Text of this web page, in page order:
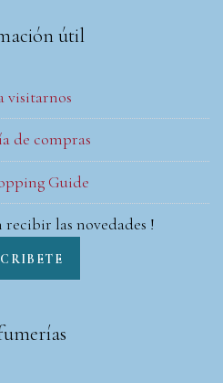
útil
visitarnos
de compras
Guide
recibir las novedades !